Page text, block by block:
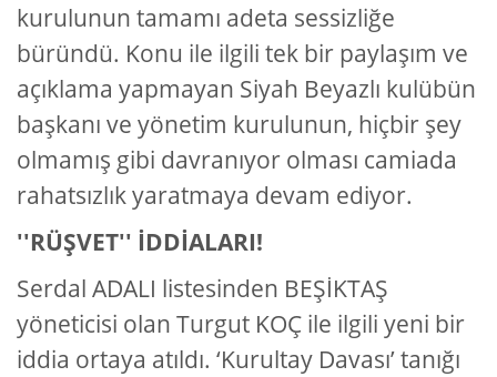
kurulunun tamamı adeta sessizliğe
büründü. Konu ile ilgili tek bir paylaşım ve
açıklama yapmayan Siyah Beyazlı kulübün
başkanı ve yönetim kurulunun, hiçbir şey
olmamış gibi davranıyor olması camiada
rahatsızlık yaratmaya devam ediyor.
''RÜŞVET'' İDDİALARI!
Serdal ADALI listesinden BEŞİKTAŞ
yöneticisi olan Turgut KOÇ ile ilgili yeni bir
iddia ortaya atıldı. ‘Kurultay Davası’ tanığı